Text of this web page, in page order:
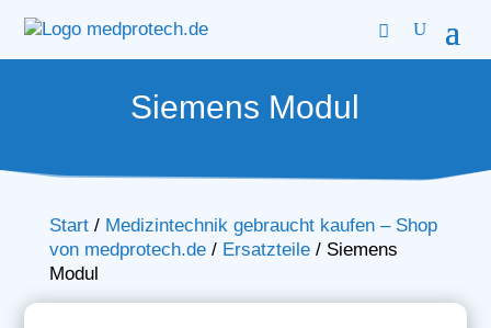
Siemens Modul
Start/ Medizintechnik gebraucht kaufen – Shop
von medprotech.de/ Ersatzteile/ Siemens
Modul